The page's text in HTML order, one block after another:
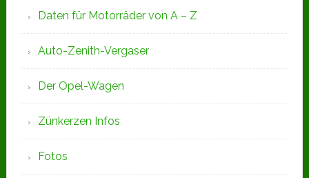
Daten für Motorräder von A – Z
Auto-Zenith-Vergaser
Der Opel-Wagen
Zünkerzen Infos
Fotos